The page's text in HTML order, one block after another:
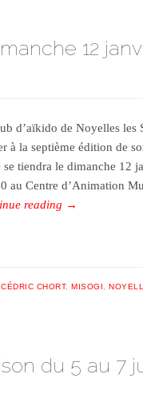
12
d’aïkido de Noyelles les
à la septième édition de
se tiendra le dimanche 12
au Centre d’Animation
reading →
,CÉDRIC CHORT,MISOGI ,
du 5 au 7